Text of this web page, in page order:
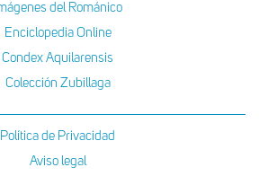
del Románico
Enciclopedia Online
Condex Aquilarensis
Colección Zubillaga
Política de Privacidad
Aviso legal